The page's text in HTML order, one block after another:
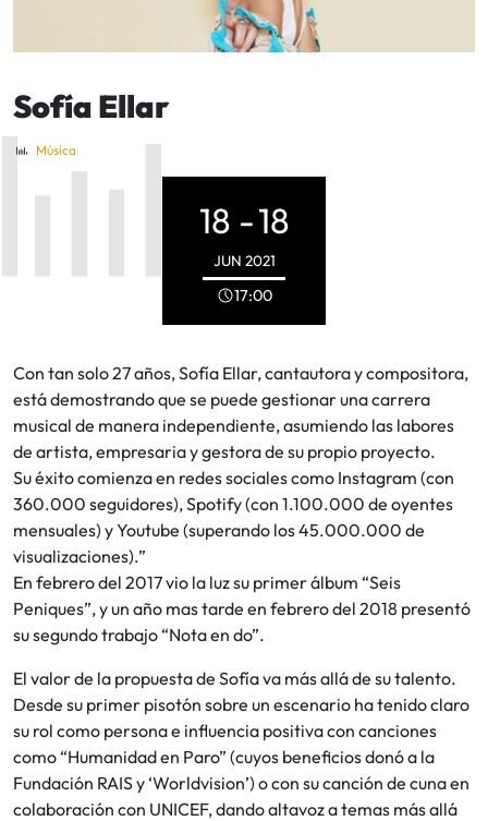
Sofía Ellar
Música
18 -18
JUN 2021
17:00
Con tan solo 27 años, Sofía Ellar, cantautora y compositora,
está demostrando que se puede gestionar una carrera
musical de manera independiente, asumiendo las labores
de artista, empresaria y gestora de su propio proyecto.
Su éxito comienza en redes sociales como Instagram (con
360.000 seguidores), Spotify (con 1.100.000 de oyentes
mensuales) y Youtube (superando los 45.000.000 de
visualizaciones).”
En febrero del 2017 vio la luz su primer álbum “Seis
Peniques”, y un año mas tarde en febrero del 2018 presentó
su segundo trabajo “Nota en do”.
El valor de la propuesta de Sofía va más allá de su talento.
Desde su primer pisotón sobre un escenario ha tenido claro
su rol como persona e influencia positiva con canciones
como “Humanidad en Paro” (cuyos beneficios donó a la
Fundación RAIS y ‘Worldvision’) o con su canción de cuna en
colaboración con UNICEF, dando altavoz a temas más allá